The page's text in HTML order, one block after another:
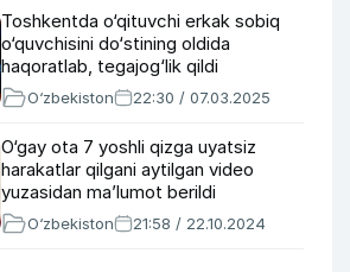
Toshkentda o‘qituvchi erkak sobiq
o‘quvchisini do‘stining oldida
haqoratlab, tegajog‘lik qildi
O‘zbekiston 22:30 / 07.03.2025
O‘gay ota 7 yoshli qizga uyatsiz
harakatlar qilgani aytilgan video
yuzasidan ma’lumot berildi
O‘zbekiston 21:58 / 22.10.2024